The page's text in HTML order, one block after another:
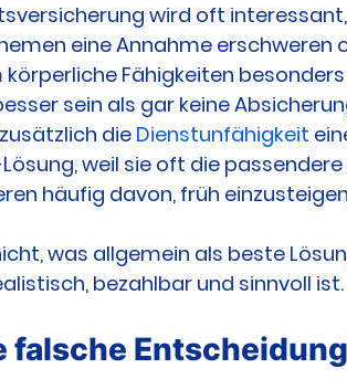
wird oft interessant,
eine Annahme erschweren
Fähigkeiten
sein als gar keine
die Dienstunfähigkeit
weil sie oft die
häufig davon, früh
was allgemein als beste
bezahlbar und sinnvoll ist.
falsche